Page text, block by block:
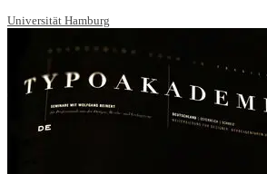
Universität Hamburg